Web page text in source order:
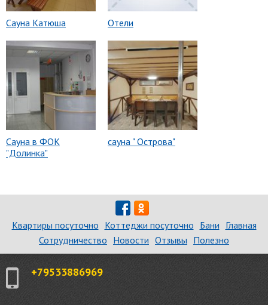
Сауна Катюша Отели
Сауна в ФОК
"Долинка"
сауна " Острова"
Квартиры посуточно Коттеджи посуточно Бани Главная
Сотрудничество Новости Отзывы Полезно
+79533886969